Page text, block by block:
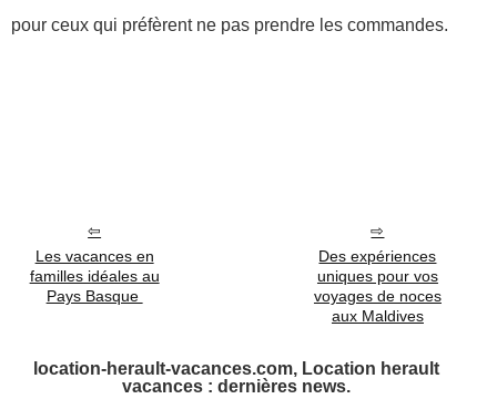
pour ceux qui préfèrent ne pas prendre les commandes.
Les vacances en
familles idéales au
Pays Basque
Des expériences
uniques pour vos
voyages de noces
aux Maldives
location-herault-vacances.com, Location herault
vacances : dernières news.